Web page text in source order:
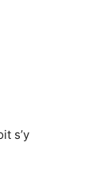
s’y